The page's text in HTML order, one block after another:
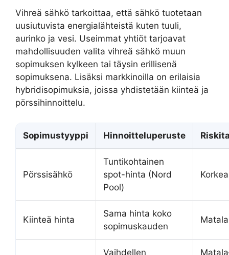
Vihreä sähkö tarkoittaa, että sähkö tuotetaan
uusiutuvista energialähteistä kuten tuuli,
aurinko ja vesi. Useimmat yhtiöt tarjoavat
mahdollisuuden valita vihreä sähkö muun
sopimuksen kylkeen tai täysin erillisenä
sopimuksena. Lisäksi markkinoilla on erilaisia
hybridisopimuksia, joissa yhdistetään kiinteä ja
pörssihinnoittelu.
Sopimustyyppi Hinnoitteluperuste
Pörssisähkö
Tuntikohtainen
spot-hinta (Nord
Pool)
Korkea
Kiinteä hinta
Sama hinta koko
sopimuskauden
Matala
Vaihdellen